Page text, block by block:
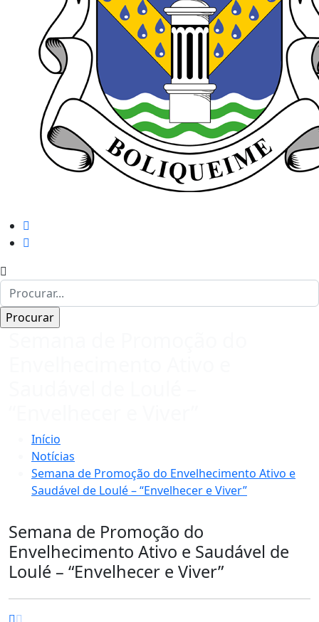
Início
Notícias
Semana de Promoção do Envelhecimento Ativo e
Saudável de Loulé – “Envelhecer e Viver”
Semana de Promoção do
Envelhecimento Ativo e Saudável de
Loulé – “Envelhecer e Viver”